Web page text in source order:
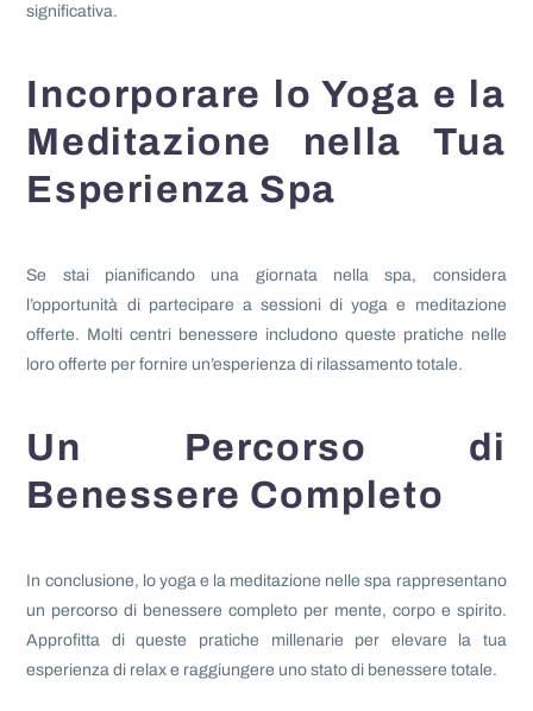
significativa.
Incorporare lo Yoga e la
Meditazione nella Tua
Esperienza Spa
Se stai pianificando una giornata nella spa, considera
l’opportunità di partecipare a sessioni di yoga e meditazione
offerte. Molti centri benessere includono queste pratiche nelle
loro offerte per fornire un’esperienza di rilassamento totale.
Un Percorso di
Benessere Completo
In conclusione, lo yoga e la meditazione nelle spa rappresentano
un percorso di benessere completo per mente, corpo e spirito.
Approfitta di queste pratiche millenarie per elevare la tua
esperienza di relax e raggiungere uno stato di benessere totale.